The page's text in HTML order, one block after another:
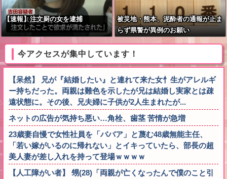
【速報】注文厨の女を逮捕
被災地・熊本、泥酔者の通報が止ま
らず県警が異例のお願い
今アクセスが集中しています！
【呆然】 兄が『結婚したい』と連れて来た女忄生がアレルギ
ー持ちだった。両親は難色を示したが兄は結婚し実家とは疎
遠状態に。その後、兄夫婦に子供が2人生まれたが...
ネットの広告が気持ち悪い…角栓、歯茎 苦情が急増
23歳妻自慢で女性社員を「ババア」と蔑む48歳無能主任、
「若い嫁がいるのに帰れない」とイキっていたら、部長の超
美人妻が差し入れを持って登場ｗｗｗｗ
【人工障がい者】 甥(28)「両親が亡くなったんで僕のこと引